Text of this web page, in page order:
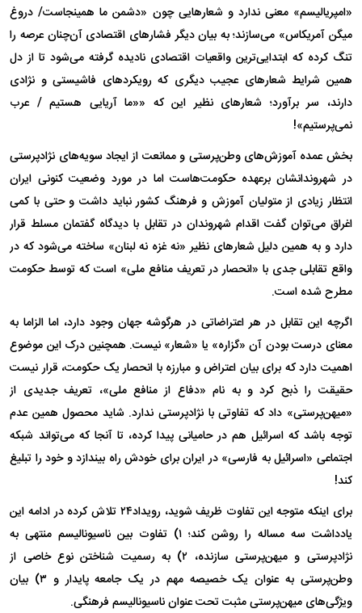
«امپریالیسم» معنی ندارد و شعارهایی چون «دشمن ما همینجاست/ دروغ
میگن آمریکاس» می‌سازند؛ به بیان دیگر فشارهای اقتصادی آن‌چنان عرصه را
تنگ کرده که ابتدایی‌ترین واقعیات اقتصادی نادیده گرفته می‌شود تا از دل
همین شرایط شعارهای عجیب دیگری که رویکردهای فاشیستی و نژادی
دارند، سر برآورد؛ شعارهای نظیر این که ««ما آریایی هستیم / عرب
نمی‌پرستیم»!
بخش عمده آموزش‌های وطن‌پرستی و ممانعت از ایجاد سویه‌های نژادپرستی
در شهروندانشان برعهده حکومت‌هاست اما در مورد وضعیت کنونی ایران
انتظار زیادی از متولیان آموزش و فرهنگ کشور نباید داشت و حتی با کمی
اغراق می‌توان گفت اقدام شهروندان در تقابل با دیدگاه گفتمان مسلط قرار
دارد و به همین دلیل شعارهای نظیر «نه غزه نه لبنان» ساخته می‌شود که در
واقع تقابلی جدی با «انحصار در تعریف منافع ملی» است که توسط حکومت
مطرح شده است.
اگرچه این تقابل در هر اعتراضاتی در هرگوشه جهان وجود دارد، اما الزاما به
معنای درست بودن آن «گزاره» یا «شعار» نیست. همچنین درک این موضوع
اهمیت دارد که برای بیان اعتراض و مبارزه با انحصار یک حکومت، قرار نیست
حقیقت را ذبح کرد و به نام «دفاع از منافع ملی»، تعریف جدیدی از
«میهن‌پرستی» داد که تفاوتی با نژادپرستی ندارد. شاید محصول همین عدم
توجه باشد که اسرائیل هم در حامیانی پیدا کرده، تا آنجا که می‌تواند شبکه
اجتماعی «اسرائیل به فارسی» در ایران برای خودش راه بیندازد و خود را تبلیغ
کند!
برای اینکه متوجه این تفاوت ظریف شوید، رویداد۲۴ تلاش کرده در ادامه این
یادداشت سه مساله را روشن کند؛ ۱) تفاوت بین ناسیونالیسم منتهی به
نژادپرستی و میهن‌پرستی سازنده، ۲) به رسمیت شناختن نوع خاصی از
وطن‌پرستی به عنوان یک خصیصه مهم در یک جامعه پایدار و ۳) بیان
ویژگی‌های میهن‌پرستی مثبت تحت عنوان ناسیونالیسم فرهنگی.